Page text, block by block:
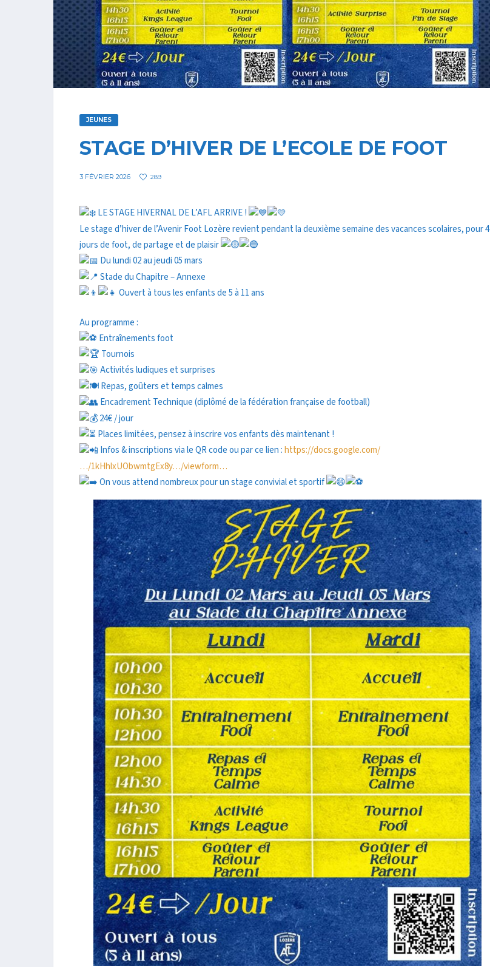
JEUNES
STAGE D’HIVER DE L’ECOLE DE FOOT
3 FÉVRIER 2026 289
LE STAGE HIVERNAL DE L’AFL ARRIVE !
Le stage d’hiver de l’Avenir Foot Lozère revient pendant la deuxième semaine des vacances scolaires, pour 4
jours de foot, de partage et de plaisir
Du lundi 02 au jeudi 05 mars
Stade du Chapitre – Annexe
Ouvert à tous les enfants de 5 à 11 ans
Au programme :
Entraînements foot
Tournois
Activités ludiques et surprises
Repas, goûters et temps calmes
Encadrement Technique (diplômé de la fédération française de football)
24€ / jour
Places limitées, pensez à inscrire vos enfants dès maintenant !
Infos & inscriptions via le QR code ou par ce lien :https://docs.google.com/
…/1kHhlxUObwmtgEx8y…/viewform…
On vous attend nombreux pour un stage convivial et sportif